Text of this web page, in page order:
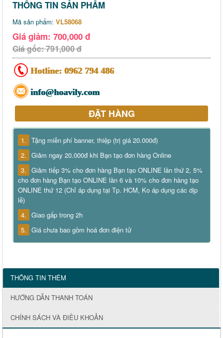
THÔNG TIN SẢN PHẨM
Mã sản phẩm: VL58068
Giá giảm: 700,000 đ
Giá gốc: 791,000 đ
Hotline: 0962 794 486
info@hoavily.com
ĐẶT HÀNG
1. Tặng miễn phí banner, thiệp (trị giá 20.000đ)
2. Giảm ngay 20.000đ khi Bạn tạo đơn hàng Online
3. Giảm tiếp 3% cho đơn hàng Bạn tạo ONLINE lần thứ 2, 5%
cho đơn hàng Bạn tạo ONLINE lần 6 và 10% cho đơn hàng tạo
ONLINE thứ 12 (Chỉ áp dụng tại Tp. HCM, Ko áp dụng các dịp
lễ)
4. Giao gấp trong 2h
5. Giá chưa bao gồm hoá đơn điện tử
THÔNG TIN THÊM
HƯỚNG DẪN THANH TOÁN
CHÍNH SÁCH VÀ ĐIỀU KHOẢN